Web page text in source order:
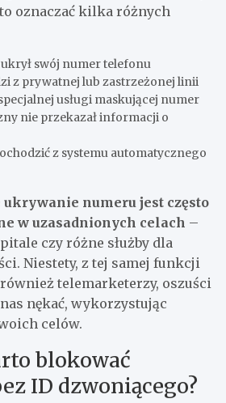
oznaczać kilka różnych
swój numer telefonu
z prywatnej lub zastrzeżonej linii
usługi maskującej numer
nie przekazał informacji o
z systemu automatycznego
ukrywanie numeru jest często
w uzasadnionych celach –
czy różne służby dla
Niestety, z tej samej funkcji
telemarketerzy, oszuści
nękać, wykorzystując
celów.
blokować
ID dzwoniącego?